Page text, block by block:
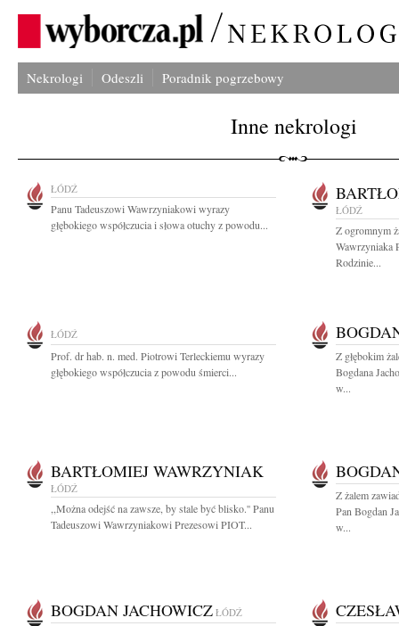
Nekrologi Odeszli Poradnik pogrzebowy
Inne nekrologi
ŁÓDŹ
Panu Tadeuszowi Wawrzyniakowi wyrazy
głębokiego współczucia i słowa otuchy z powodu...
ŁÓDŹ
Z ogromnym
Wawrzyniaka
Rodzinie...
ŁÓDŹ
Prof. dr hab. n. med. Piotrowi Terleckiemu wyrazy
głębokiego współczucia z powodu śmierci...
Z głębokim
Bogdana
w...
BARTŁOMIEJ WAWRZYNIAK
ŁÓDŹ
,,Można odejść na zawsze, by stale być blisko.'' Panu
Tadeuszowi Wawrzyniakowi Prezesowi PIOT...
Z żalem
Pan Bogdan
w...
BOGDAN JACHOWICZ ŁÓDŹ